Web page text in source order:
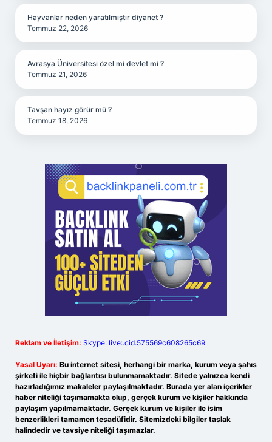
Hayvanlar neden yaratılmıştır diyanet ?
Temmuz 22, 2026
Avrasya Üniversitesi özel mi devlet mi ?
Temmuz 21, 2026
Tavşan hayız görür mü ?
Temmuz 18, 2026
Reklam ve İletişim: Skype: live:.cid.575569c608265c69
Yasal Uyarı: Bu internet sitesi, herhangi bir marka, kurum veya şahıs
şirketi ile hiçbir bağlantısı bulunmamaktadır. Sitede yalnızca kendi
hazırladığımız makaleler paylaşılmaktadır. Burada yer alan içerikler
haber niteliği taşımamakta olup, gerçek kurum ve kişiler hakkında
paylaşım yapılmamaktadır. Gerçek kurum ve kişiler ile isim
benzerlikleri tamamen tesadüfidir. Sitemizdeki bilgiler taslak
halindedir ve tavsiye niteliği taşımazlar.